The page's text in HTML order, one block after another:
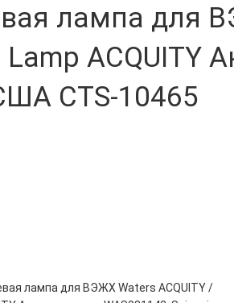
лампа для
ACQUITY
CTS-10465